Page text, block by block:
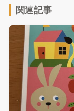
関連記事